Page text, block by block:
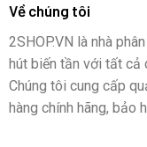
Về chúng tôi
2SHOP.VN là nhà
hút biến tần với tất cả
Chúng tôi cung cấp
hàng chính hãng, bảo